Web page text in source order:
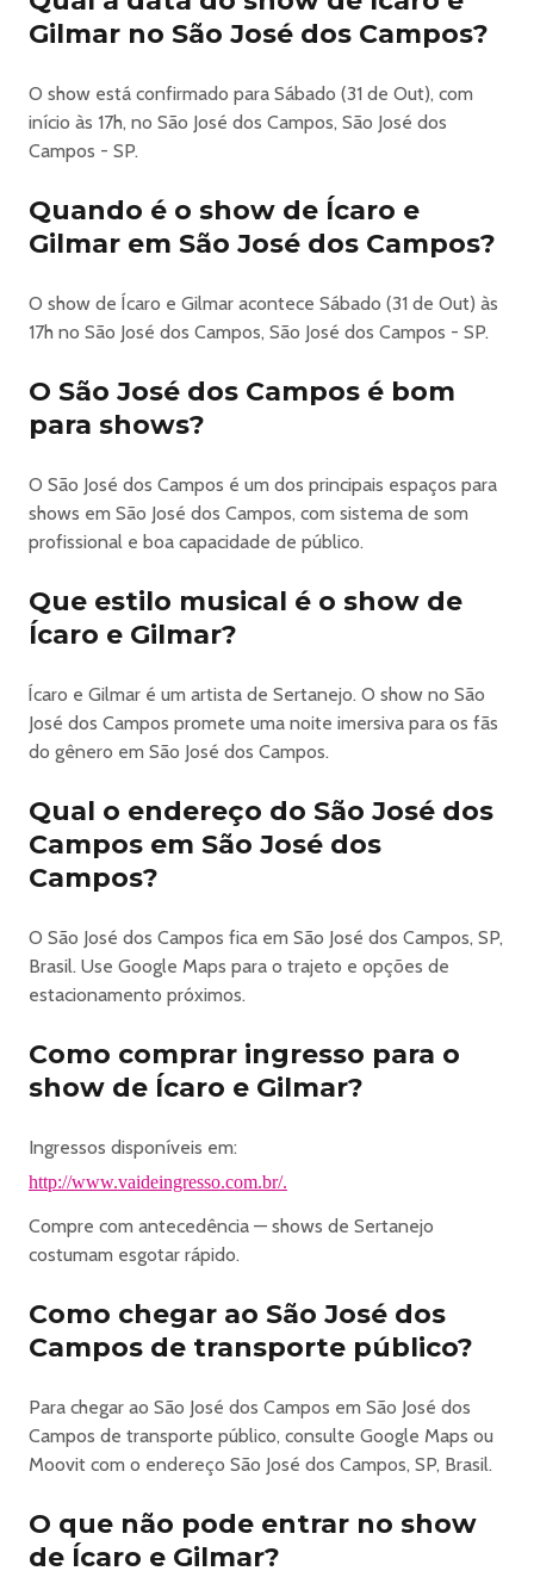
CÊ TÁ DOIDO – SÃO JOSÉ DOS CAMPOS
Abertura dos portões: 17h
Horário sujeito a alteração sem aviso prévio.
Classificação:
Setores Área Vip, Extra Vip e Lounges Privativos
permitem a entrada de menores de 16 e 17 anos apenas
acompanhados dos pais ou responsáveis.
Setor Cê Tá Doido Open Bar: proibida a entrada de
É expressamente proibido o consumo e a venda de
bebidas alcoólicas para menores de 18 anos.
Venda online em:
www.vaideingresso.com.br
Inclui bebidas: cerveja, água, refrigerante e vodka.
Bares distribuídos estrategicamente, operação eficiente,
bebidas geladas e atendimento rápido.
e praça de alimentação interna.
Referência nacional pela qualidade, organização e
ÁREA VIP
Visão privilegiada, acesso exclusivo, praça de alimentação
interna, banheiros exclusivos e acesso ao setor PCD.
EXTRA VIP
Mobiliário exclusivo, garçons dedicados, banheiros de alto
padrão, praça interna e acesso exclusivo.
LOUNGES PRIVATIVOS
Piso premium, mobiliário completo, acesso independente,
serviços de reposição de gelo, bebidas e limpeza.
Palco exclusivo dentro do setor.
PCD
dentro da Área Vip, acesso pelo setor Vip e equipe de
apoio especializada.
O evento poderá ser gravado, filmado ou fotografado. Ao
prazo indeterminado.
É proibida a entrada com copos, latas, cadeiras, bancos,
objetos cortantes, guarda-chuvas, armas de fogo, cigarros
marketing de emboscada.
A entrada de menores é proibida nas áreas Open Bar.
Ingressos adquiridos para esses setores não serão
reembolsados em caso de tentativa de acesso de
menores, mesmo acompanhados.
Não há circulação de público entre os setores, exceto
Recomenda-se chegar cedo para evitar filas e garantir
uma melhor experiência.
Gilmar no São José dos Campos?
O show está confirmado para Sábado (31 de Out), com
início às 17h, no São José dos Campos, São José dos
Campos - SP.
Quando é o show de Ícaro e
Gilmar em São José dos Campos?
O show de Ícaro e Gilmar acontece Sábado (31 de Out) às
17h no São José dos Campos, São José dos Campos - SP.
O São José dos Campos é bom
para shows?
O São José dos Campos é um dos principais espaços para
shows em São José dos Campos, com sistema de som
profissional e boa capacidade de público.
Que estilo musical é o show de
Ícaro e Gilmar?
Ícaro e Gilmar é um artista de Sertanejo. O show no São
José dos Campos promete uma noite imersiva para os fãs
do gênero em São José dos Campos.
Qual o endereço do São José dos
Campos em São José dos
Campos?
O São José dos Campos fica em São José dos Campos, SP,
Brasil. Use Google Maps para o trajeto e opções de
estacionamento próximos.
Como comprar ingresso para o
show de Ícaro e Gilmar?
Ingressos disponíveis em:
http://www.vaideingresso.com.br/.
Compre com antecedência — shows de Sertanejo
costumam esgotar rápido.
Como chegar ao São José dos
Campos de transporte público?
Para chegar ao São José dos Campos em São José dos
Campos de transporte público, consulte Google Maps ou
Moovit com o endereço São José dos Campos, SP, Brasil.
O que não pode entrar no show
de Ícaro e Gilmar?